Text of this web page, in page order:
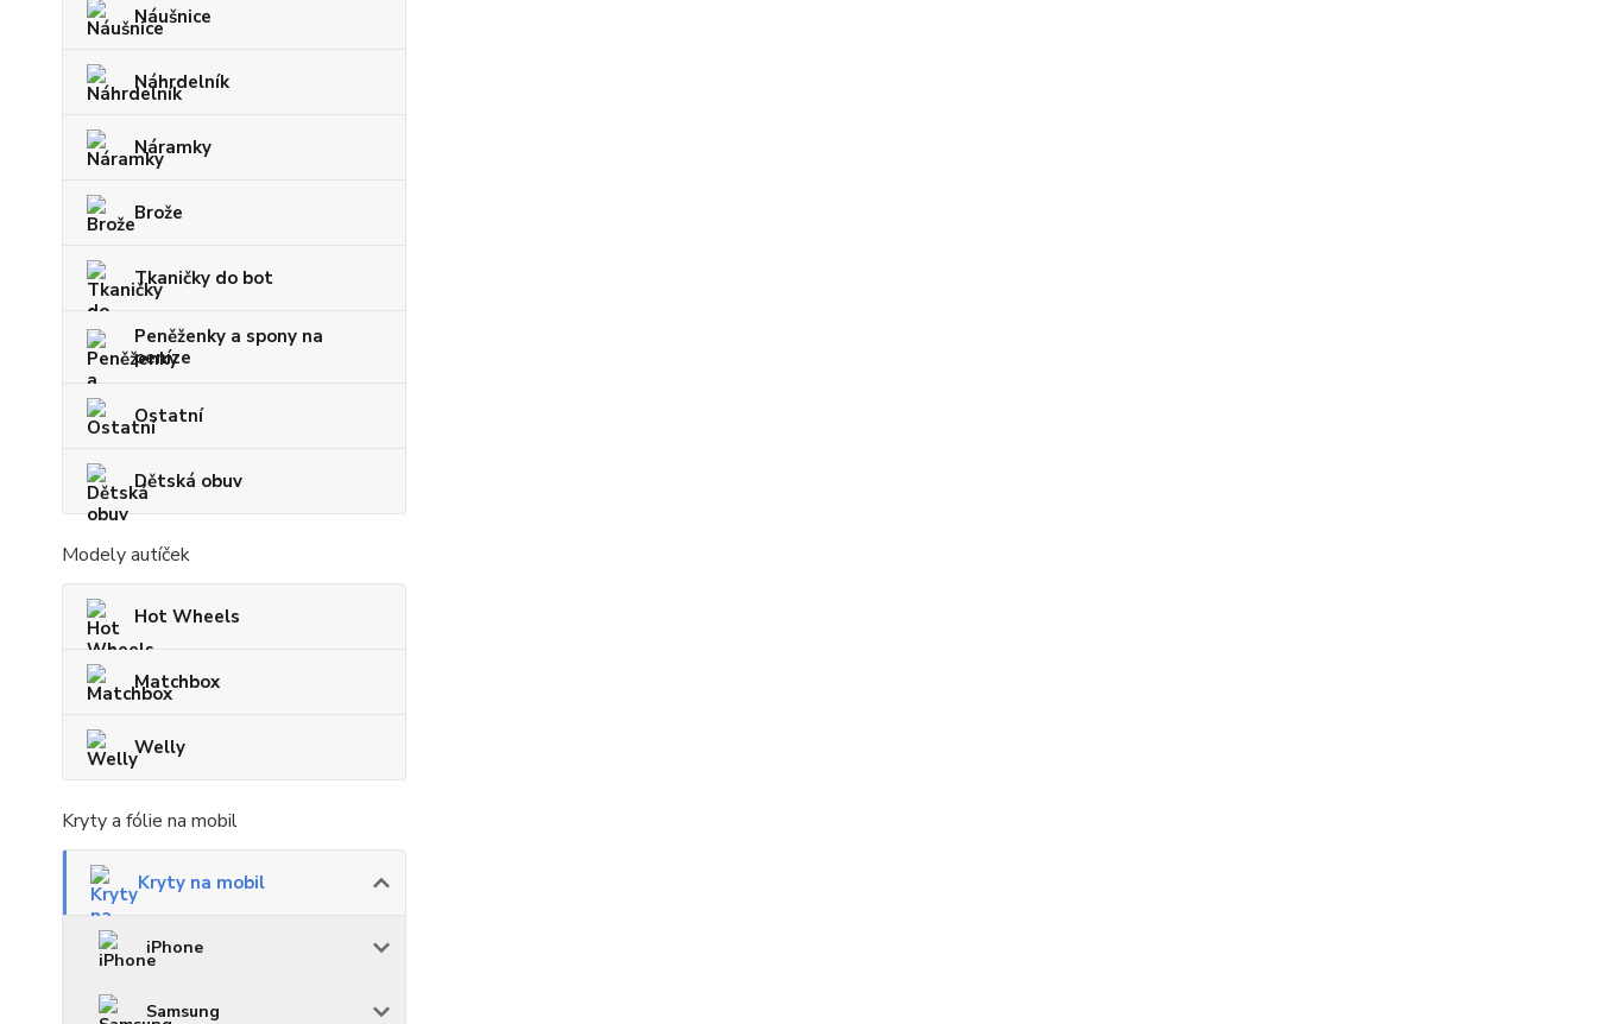
Náušnice
Náhrdelník
Náramky
Brože
Tkaničky do bot
Peněženky a spony na
peníze
Ostatní
Dětská obuv
Modely autíček
Hot Wheels
Matchbox
Welly
Kryty a fólie na mobil
Kryty na mobil
iPhone
Samsung